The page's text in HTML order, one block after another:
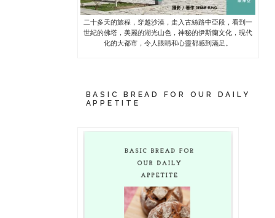
二十多天的旅程，穿越沙漠，走入古絲路中亞段，看到一
世紀的佛塔，美麗的湖光山色，神秘的伊斯蘭文化，現代
化的大都市，令人眼睛和心靈都感到滿足。
BASIC BREAD FOR OUR DAILY
APPETITE